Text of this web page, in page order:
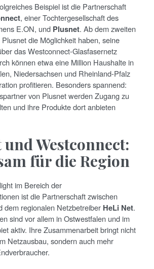
Beispiel ist die Partnerschaft
, einer Tochtergesellschaft des
E.ON, und Plusnet. Ab dem zweiten
die Möglichkeit haben, seine
das Westconnect-Glasfasernetz
können etwa eine Million Haushalte in
Niedersachsen und Rheinland-Pfalz
profitieren. Besonders spannend:
von Plusnet werden Zugang zu
und ihre Produkte dort anbieten
und Westconnect:
für die Region
im Bereich der
ist die Partnerschaft zwischen
dem regionalen Netzbetreiber HeLi Net.
sind vor allem in Ostwestfalen und im
aktiv. Ihre Zusammenarbeit bringt nicht
Netzausbau, sondern auch mehr